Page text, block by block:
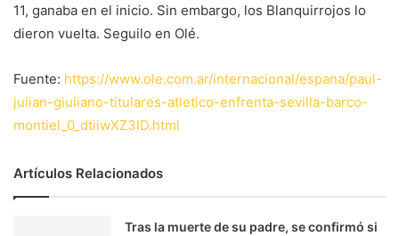
11, ganaba en el inicio. Sin embargo, los Blanquirrojos lo
dieron vuelta. Seguilo en Olé.
Fuente: https://www.ole.com.ar/internacional/espana/paul-
julian-giuliano-titulares-atletico-enfrenta-sevilla-barco-
montiel_0_dtiiwXZ3ID.html
Artículos Relacionados
Tras la muerte de su padre, se confirmó si